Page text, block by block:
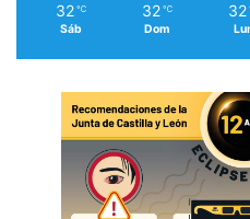
32 ℃
Sáb
32 ℃
Dom
32